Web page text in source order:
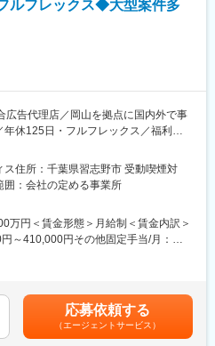
ルフレックス◆大型案件多
広告代理店／岡山を拠点に国内外で事
休125日・フルフレックス／福利厚
のご要望に対して、イベント企画・
開の大型商業施設をクライアントとし
っていただきます。
だくポジションです。
や実現したい目的を丁寧にヒアリング
、制作・運営部門との連携、進行管
ス住所：千葉県習志野市 受動喫煙対
：会社の定める事業所
万円＜賃金形態＞月給制＜賃金内訳＞
～410,000円その他固定手当/月：
性があります。月給(月額)は固定手当を
応募依頼する
（エージェントサービス）